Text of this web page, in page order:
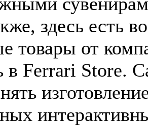
здесь есть
товары от
в Ferrari Store.